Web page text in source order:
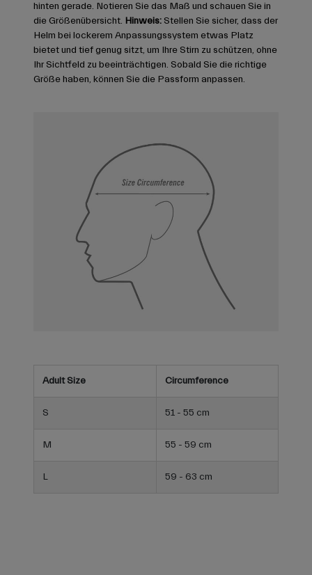
hinten gerade. Notieren Sie das Maß und schauen Sie in
die Größenübersicht. Hinweis: Stellen Sie sicher, dass der
Helm bei lockerem Anpassungssystem etwas Platz
bietet und tief genug sitzt, um Ihre Stirn zu schützen, ohne
Ihr Sichtfeld zu beeinträchtigen. Sobald Sie die richtige
Größe haben, können Sie die Passform anpassen.
Adult Size Circumference
S 51 - 55 cm
M 55 - 59 cm
L 59 - 63 cm